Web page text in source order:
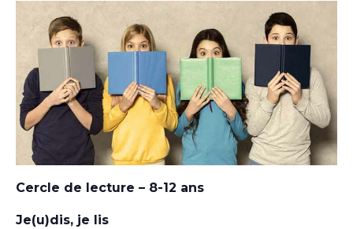
Cercle de lecture – 8-12 ans
Je(u)dis, je lis